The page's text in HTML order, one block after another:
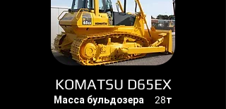
KOMATSU D65EX
Масса бульдозера 28т